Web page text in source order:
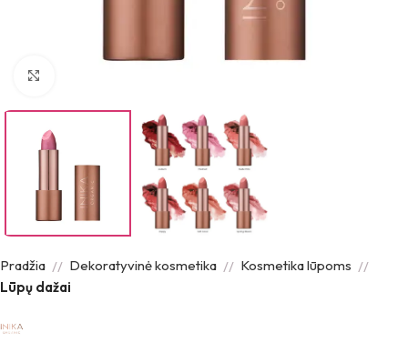
Pradžia Dekoratyvinė kosmetika
Kosmetika lūpoms
Lūpų dažai